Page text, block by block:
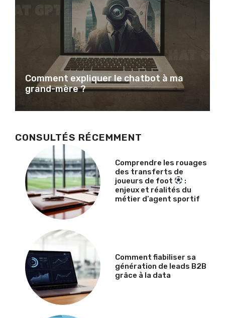
Comment expliquer le chatbot à ma
grand-mère ?
CONSULTÉS RÉCEMMENT
Comprendre les rouages
des transferts de
joueurs de foot
:
enjeux et réalités du
métier d’agent sportif
Comment fiabiliser sa
génération de leads B2B
grâce à la data